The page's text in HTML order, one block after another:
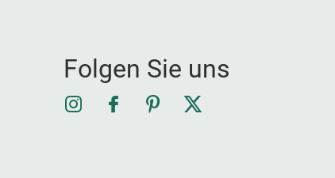
Folgen Sie uns
Instagram
Facebook
Pinterest
Twitter